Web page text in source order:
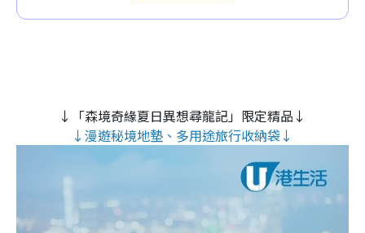
↓「森境奇緣夏日異想尋龍記」限定精品↓
↓漫遊秘境地墊、多用途旅行收納袋↓